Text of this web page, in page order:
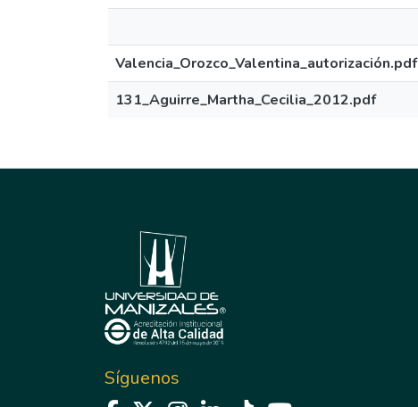
Valencia_Orozco_Valentina_autorización.pdf
131_Aguirre_Martha_Cecilia_2012.pdf
Síguenos